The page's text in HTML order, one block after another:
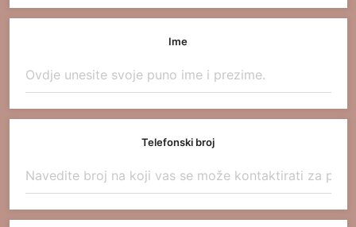
Ime
Telefonski broj